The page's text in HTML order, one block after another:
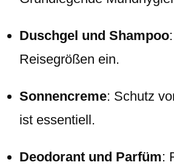
Duschgel und Shampoo
Reisegrößen ein.
Sonnencreme: Schutz
ist essentiell.
Deodorant und Parfüm: